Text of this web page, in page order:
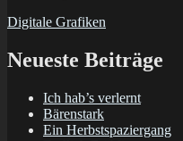
Digitale Grafiken
Neueste Beiträge
Ich hab’s verlernt
Bärenstark
Ein Herbstspaziergang